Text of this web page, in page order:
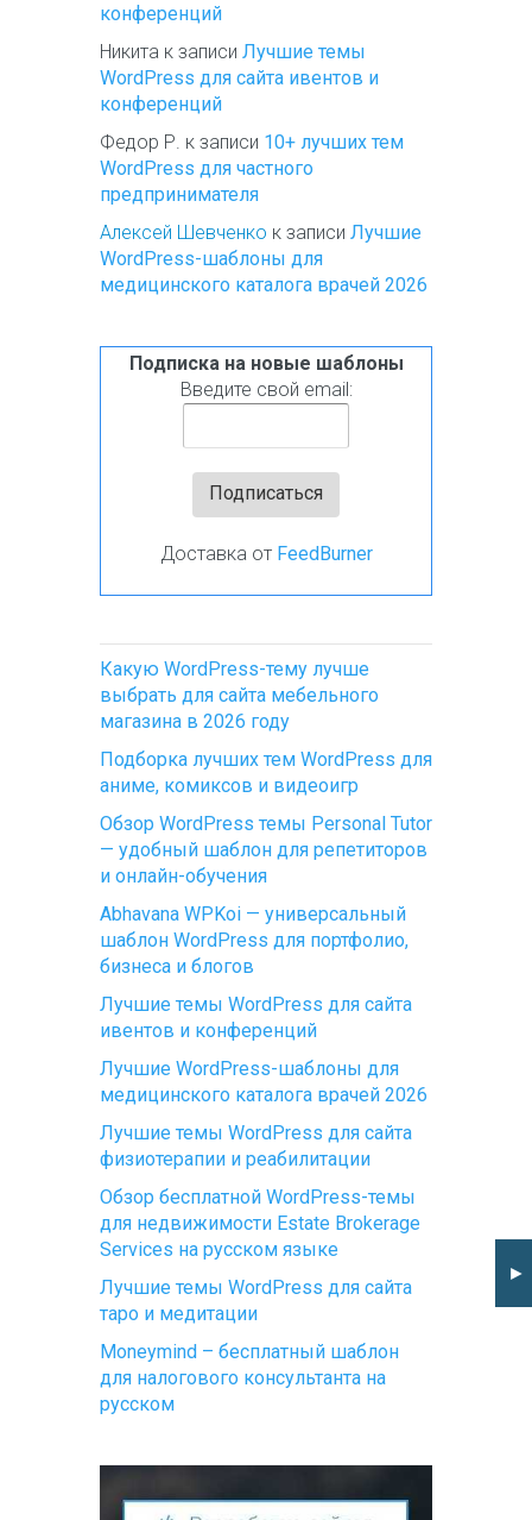
конференций
Никита к записи Лучшие темы
WordPress для сайта ивентов и
конференций
Федор Р. к записи 10+ лучших тем
WordPress для частного
предпринимателя
Алексей Шевченко к записи Лучшие
WordPress-шаблоны для
медицинского каталога врачей 2026
Подписка на новые шаблоны
Введите свой email:
Доставка от FeedBurner
Какую WordPress-тему лучше
выбрать для сайта мебельного
магазина в 2026 году
Подборка лучших тем WordPress для
аниме, комиксов и видеоигр
Обзор WordPress темы Personal Tutor
— удобный шаблон для репетиторов
и онлайн-обучения
Abhavana WPKoi — универсальный
шаблон WordPress для портфолио,
бизнеса и блогов
Лучшие темы WordPress для сайта
ивентов и конференций
Лучшие WordPress-шаблоны для
медицинского каталога врачей 2026
Лучшие темы WordPress для сайта
физиотерапии и реабилитации
Обзор бесплатной WordPress-темы
для недвижимости Estate Brokerage
Services на русском языке
Лучшие темы WordPress для сайта
таро и медитации
Moneymind – бесплатный шаблон
для налогового консультанта на
русском
►